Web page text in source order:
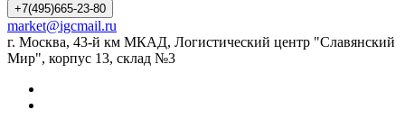
+7(495)665-23-80
market@igcmail.ru
г. Москва, 43-й км МКАД, Логистический центр "Славянский
Мир", корпус 13, склад №3